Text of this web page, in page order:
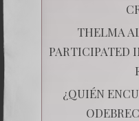
THELMA
PARTICIPATED
¿QUIÉN